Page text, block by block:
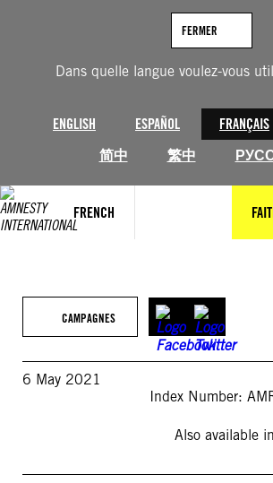
Dans quelle langue voulez-vous
ENGLISH ESPAÑOL FRANÇAIS
简中
繁中
FERMER
FRENCH
CAMPAGNES
6 May 2021
Index Number:
Also available in